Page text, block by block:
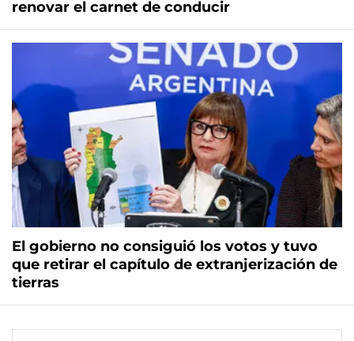
renovar el carnet de conducir
El gobierno no consiguió los votos y tuvo
que retirar el capítulo de extranjerización de
tierras